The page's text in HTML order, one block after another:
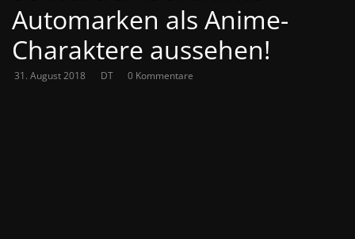
Automarken als Anime-
Charaktere aussehen!
31. August 2018 DT 0 Kommentare